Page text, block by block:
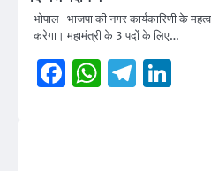
भोपाल भाजपा की नगर कार्यकारिणी के
करेगा। महामंत्री के 3 पदों के लिए…
Facebook